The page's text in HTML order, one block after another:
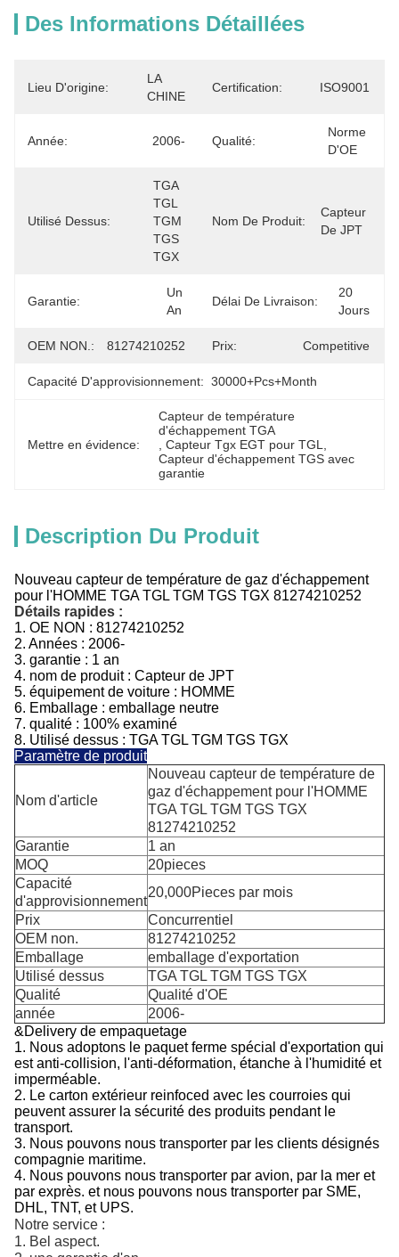
Des Informations Détaillées
Lieu D'origine:
LA
CHINE
Certification: ISO9001
Année: 2006- Qualité:
Norme
D'OE
Utilisé Dessus:
TGA
TGL
TGM
TGS
TGX
Nom De Produit:
Capteur
De JPT
Garantie:
Un
An
Délai De Livraison:
20
Jours
OEM NON.: 81274210252 Prix: Competitive
Capacité D'approvisionnement: 30000+Pcs+Month
Mettre en évidence:
Capteur de température
d'échappement TGA
, Capteur Tgx EGT pour TGL
Capteur d'échappement TGS avec
garantie
Description Du Produit
Nouveau capteur de température de gaz d'échappement
pour l'HOMME TGA TGL TGM TGS TGX 81274210252
Détails rapides :
1. OE NON : 81274210252
2. Années : 2006-
3. garantie : 1 an
4. nom de produit : Capteur de JPT
5. équipement de voiture : HOMME
6. Emballage : emballage neutre
7. qualité : 100% examiné
8. Utilisé dessus : TGA TGL TGM TGS TGX
Paramètre de produit
Nom d'article
Nouveau capteur de température de
gaz d'échappement pour l'HOMME
TGA TGL TGM TGS TGX
81274210252
Garantie
1 an
MOQ
20pieces
Capacité
d'approvisionnement
20,000Pieces par mois
Prix
Concurrentiel
OEM non.
81274210252
Emballage
emballage d'exportation
Utilisé dessus
TGA TGL TGM TGS TGX
Qualité
Qualité d'OE
année
2006-
&Delivery de empaquetage
1. Nous adoptons le paquet ferme spécial d'exportation qui
est anti-collision, l'anti-déformation, étanche à l'humidité et
imperméable.
2. Le carton extérieur reinfoced avec les courroies qui
peuvent assurer la sécurité des produits pendant le
transport.
3. Nous pouvons nous transporter par les clients désignés
compagnie maritime.
4. Nous pouvons nous transporter par avion, par la mer et
par exprès. et nous pouvons nous transporter par SME,
DHL, TNT, et UPS.
Notre service :
1. Bel aspect.